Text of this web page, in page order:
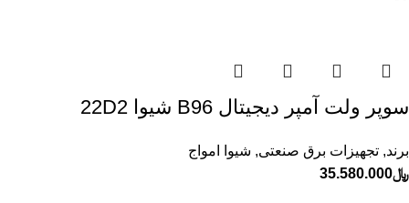
سوپر ولت آمپر ديجيتال B96 شيوا 22D2
برند, تجهیزات برق صنعتی, شیوا امواج
﷼35.580.000